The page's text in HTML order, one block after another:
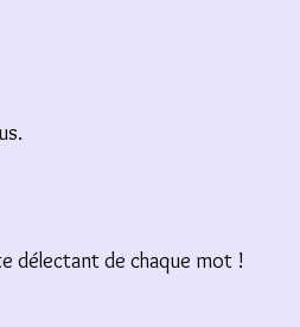
délectant de chaque mot !